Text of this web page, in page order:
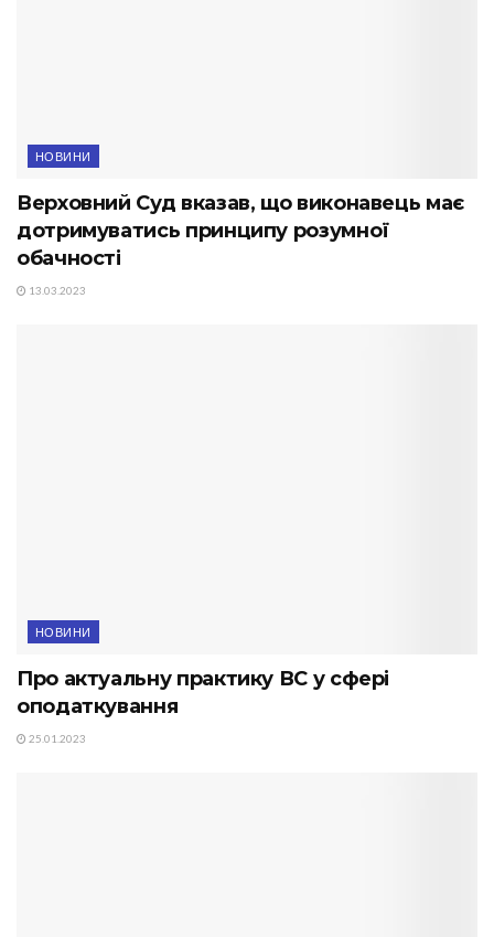
НОВИНИ
Верховний Суд вказав, що виконавець має
дотримуватись принципу розумної
обачності
13.03.2023
НОВИНИ
Про актуальну практику ВС у сфері
оподаткування
25.01.2023